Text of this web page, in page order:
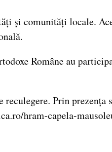
și comunități locale.
Române au
Prin
hram-capela-